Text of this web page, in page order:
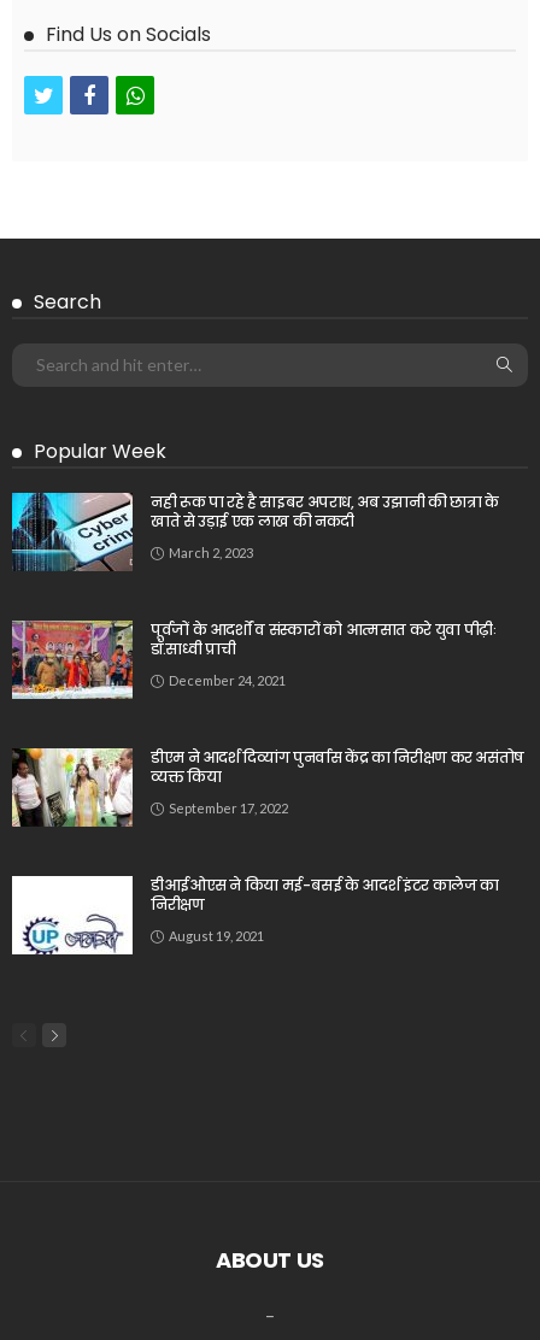
Find Us on Socials
twitterfacebookwhatsapp
Search
Popular Week
नही रूक पा रहे है साइबर अपराध, अब उझानी की छात्रा के
खाते से उड़ाई एक लाख की नकदी
March 2, 2023
पूर्वजों के आदर्शों व संस्कारों को आत्मसात करे युवा पीढ़ीः
डॉ.साध्वी प्राची
December 24, 2021
डीएम ने आदर्श दिव्यांग पुनर्वास केंद्र का निरीक्षण कर असंतोष
व्यक्त किया
September 17, 2022
डीआईओएस ने किया मई-बसई के आदर्श इंटर कालेज का
निरीक्षण
August 19, 2021
ABOUT US